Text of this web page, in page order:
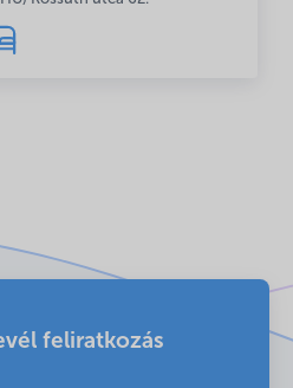
feliratkozás